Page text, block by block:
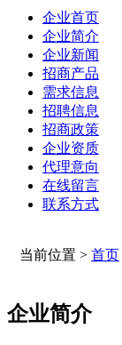
企业首页
企业简介
企业新闻
招商产品
需求信息
招聘信息
招商政策
企业资质
代理意向
在线留言
联系方式
当前位置 > 首页
企业简介